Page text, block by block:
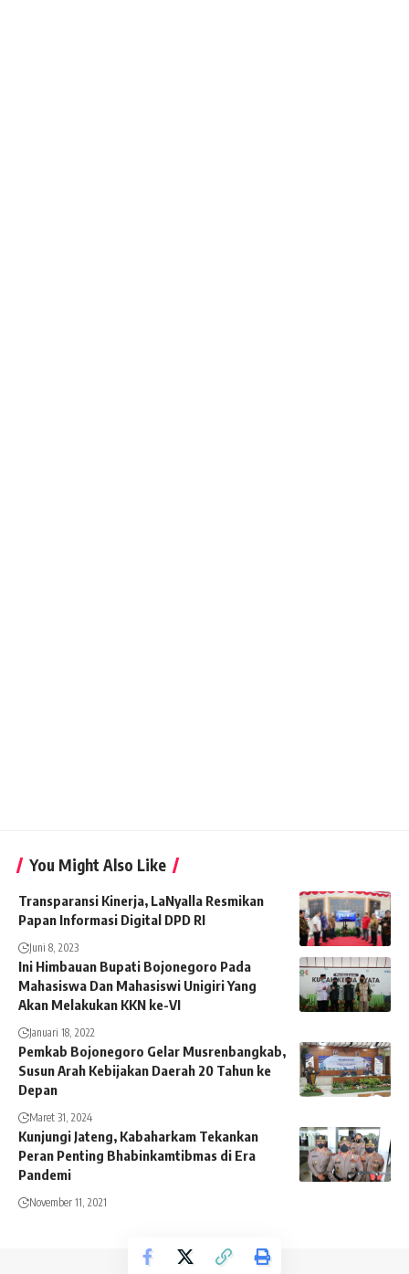
You Might Also Like
Transparansi Kinerja, LaNyalla Resmikan
Papan Informasi Digital DPD RI
Juni 8, 2023
Ini Himbauan Bupati Bojonegoro Pada
Mahasiswa Dan Mahasiswi Unigiri Yang
Akan Melakukan KKN ke-VI
Januari 18, 2022
Pemkab Bojonegoro Gelar Musrenbangkab,
Susun Arah Kebijakan Daerah 20 Tahun ke
Depan
Maret 31, 2024
Kunjungi Jateng, Kabaharkam Tekankan
Peran Penting Bhabinkamtibmas di Era
Pandemi
November 11, 2021